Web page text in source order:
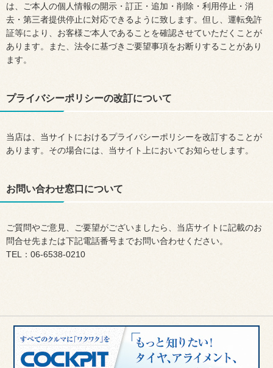
は、ご本人の個人情報の開示・訂正・追加・削除・利用停止・消
去・第三者提供停止に対応できるように致します。但し、運転免許
証等により、お客様ご本人であることを確認させていただくことが
あります。また、法令に基づきご要望事項をお断りすることがあり
ます。
プライバシーポリシーの改訂について
当店は、当サイトにおけるプライバシーポリシーを改訂することが
あります。その場合には、当サイト上においてお知らせします。
お問い合わせ窓口について
ご質問やご意見、ご要望がございましたら、当店サイトに記載のお
問合せ先または下記電話番号までお問い合わせください。
TEL：06-6538-0210